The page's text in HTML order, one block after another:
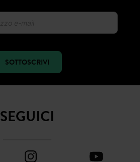
SOTTOSCRIVI
SEGUICI